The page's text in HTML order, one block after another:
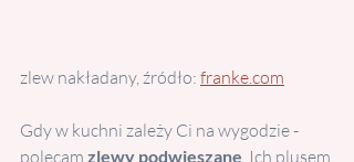
zlew nakładany, źródło: franke.com
Gdy w kuchni zależy Ci na wygodzie -
polecam zlewy podwieszane. Ich plusem